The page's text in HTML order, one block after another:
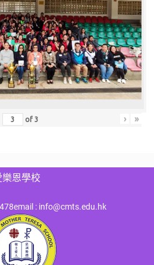
of3 › »
樂恩學校
email : info@cmts.edu.hk